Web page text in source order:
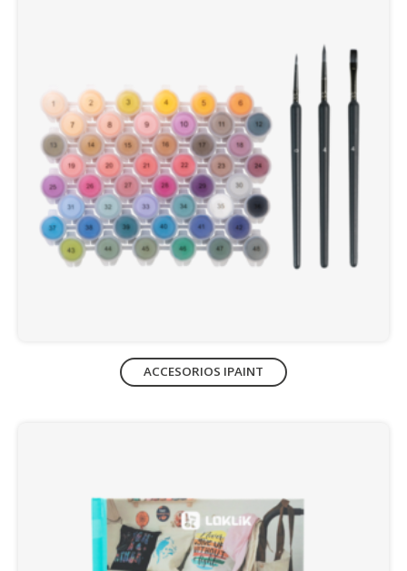
ACCESORIOS IPAINT